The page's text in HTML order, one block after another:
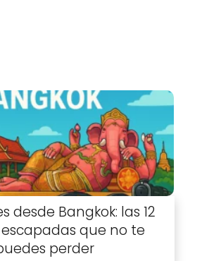
desde Bangkok: las 12
que no te
perder